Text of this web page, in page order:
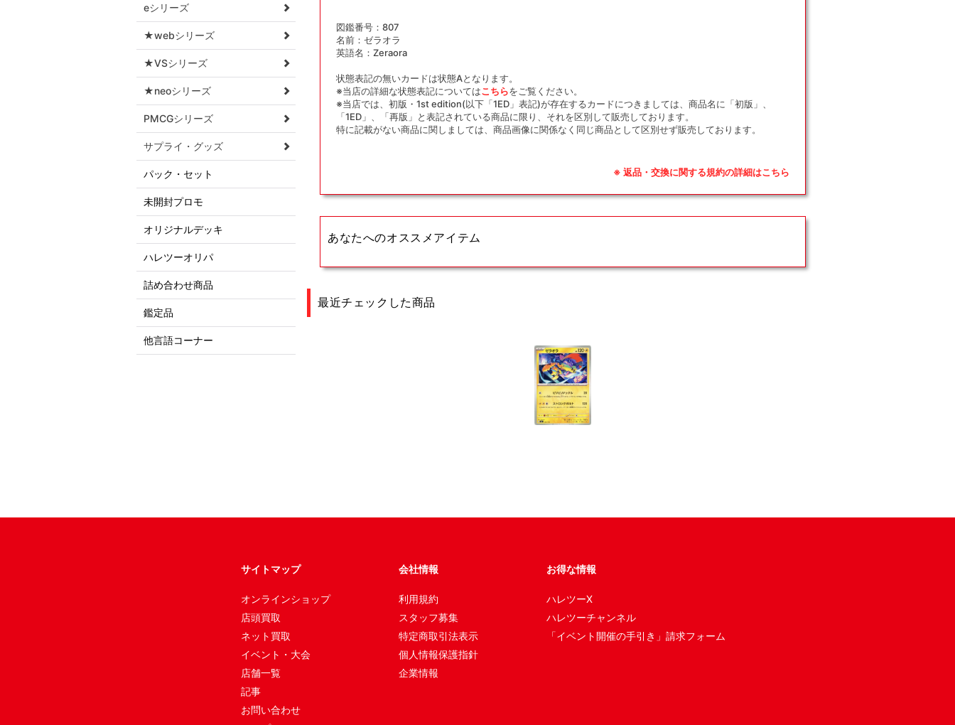
eシリーズ
★webシリーズ
★VSシリーズ
★neoシリーズ
PMCGシリーズ
サプライ・グッズ
パック・セット
未開封プロモ
オリジナルデッキ
ハレツーオリパ
詰め合わせ商品
鑑定品
他言語コーナー
図鑑番号：807
名前：ゼラオラ
英語名：Zeraora
状態表記の無いカードは状態Aとなります。
※当店の詳細な状態表記についてはこちらをご覧ください。
※当店では、初版・1st edition(以下「1ED」表記)が存在するカードにつきましては、商品名に「初版」、
「1ED」、「再版」と表記されている商品に限り、それを区別して販売しております。
特に記載がない商品に関しましては、商品画像に関係なく同じ商品として区別せず販売しております。
※ 返品・交換に関する規約の詳細はこちら
あなたへのオススメアイテム
最近チェックした商品
サイトマップ
オンラインショップ
店頭買取
ネット買取
イベント・大会
店舗一覧
記事
お問い合わせ
会社情報
利用規約
スタッフ募集
特定商取引法表示
個人情報保護指針
企業情報
お得な情報
ハレツーX
ハレツーチャンネル
「イベント開催の手引き」請求フォーム